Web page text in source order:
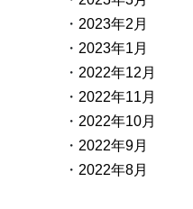
2023年2月
2023年1月
2022年12月
2022年11月
2022年10月
2022年9月
2022年8月